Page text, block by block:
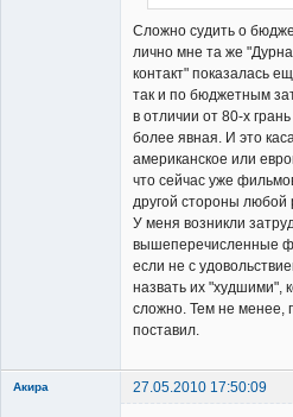
Сложно судить о
лично мне та же
контакт" показалась
так и по бюджетным
в отличии от 80-х
более явная. И это
американское или
что сейчас уже
другой стороны любой
У меня возникли
вышеперечисленные
если не с
назвать их "худшими",
сложно. Тем не менее,
поставил.
Акира 27.05.2010 17:50:09